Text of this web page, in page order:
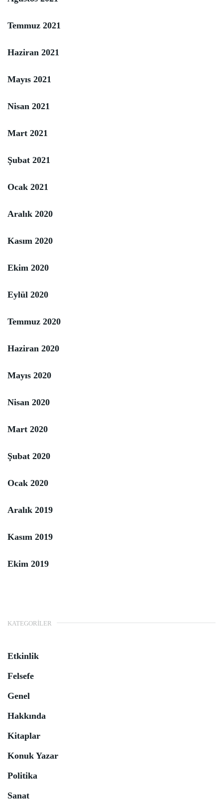
Temmuz 2021
Haziran 2021
Mayıs 2021
Nisan 2021
Mart 2021
Şubat 2021
Ocak 2021
Aralık 2020
Kasım 2020
Ekim 2020
Eylül 2020
Temmuz 2020
Haziran 2020
Mayıs 2020
Nisan 2020
Mart 2020
Şubat 2020
Ocak 2020
Aralık 2019
Kasım 2019
Ekim 2019
KATEGORILER
Etkinlik
Felsefe
Genel
Hakkında
Kitaplar
Konuk Yazar
Politika
Sanat